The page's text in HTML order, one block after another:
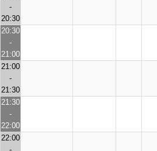
-
20:30
20:30
-
21:00
21:00
-
21:30
21:30
-
22:00
22:00